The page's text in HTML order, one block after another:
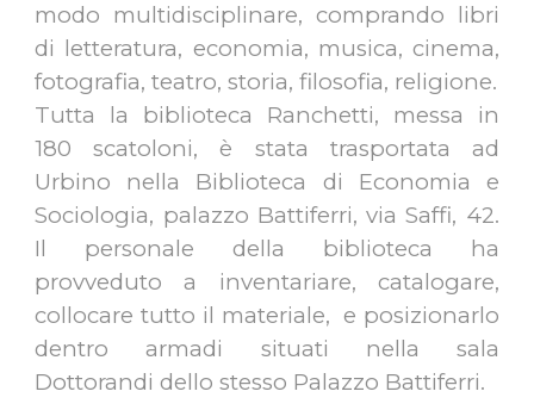
modo multidisciplinare, comprando libri
di letteratura, economia, musica, cinema,
fotografia, teatro, storia, filosofia, religione.
Tutta la biblioteca Ranchetti, messa in
180 scatoloni, è stata trasportata ad
Urbino nella Biblioteca di Economia e
Sociologia, palazzo Battiferri, via Saffi, 42.
Il personale della biblioteca ha
provveduto a inventariare, catalogare,
collocare tutto il materiale, e posizionarlo
dentro armadi situati nella sala
Dottorandi dello stesso Palazzo Battiferri.